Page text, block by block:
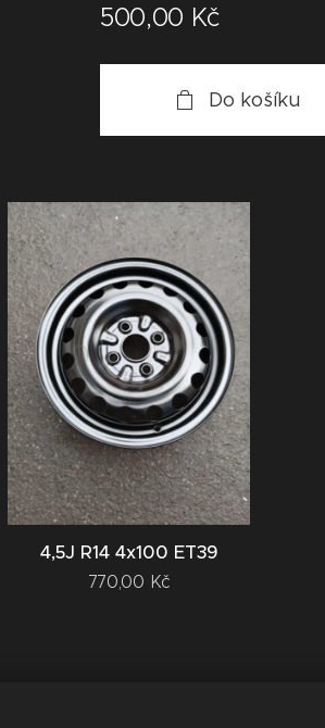
500,00 Kč
Do košíku
4,5J R14 4x100 ET39
770,00 Kč